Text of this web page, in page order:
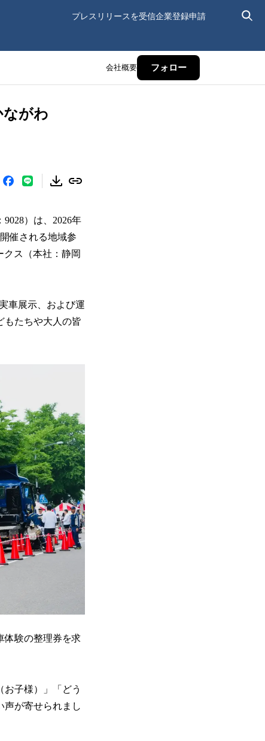
プレスリリースを受信企業登録申請
会社概要 フォロー
ながわ
）は、2026年
催される地域参
クス（本社：静岡
車展示、および運
もたちや大人の皆
体験の整理券を求
子様）」「どう
声が寄せられまし